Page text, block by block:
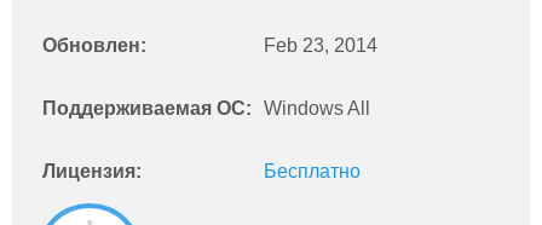
Обновлен: Feb 23, 2014
Поддерживаемая ОС: Windows All
Лицензия: Бесплатно